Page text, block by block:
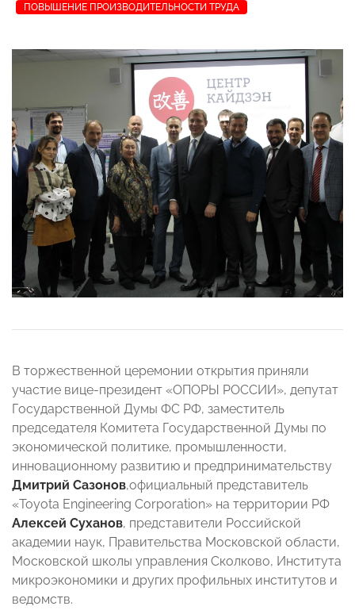
ПОВЫШЕНИЕ ПРОИЗВОДИТЕЛЬНОСТИ ТРУДА
В торжественной церемонии открытия приняли
участие вице-президент «ОПОРЫ РОССИИ», депутат
Государственной Думы ФС РФ, заместитель
председателя Комитета Государственной Думы по
экономической политике, промышленности,
инновационному развитию и предпринимательству
Дмитрий Сазонов,официальный представитель
«Toyota Engineering Corporation» на территории РФ
Алексей Суханов, представители Российской
академии наук, Правительства Московской области,
Московской школы управления Сколково, Института
микроэкономики и других профильных институтов и
ведомств.